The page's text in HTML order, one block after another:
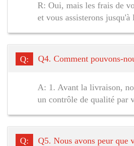
R: Oui, mais les frais de
et vous assisterons jusqu'à
Q: Q4. Comment pouvons-
A: 1. Avant la livraison,
un contrôle de qualité par
Q: Q5. Nous avons peur que